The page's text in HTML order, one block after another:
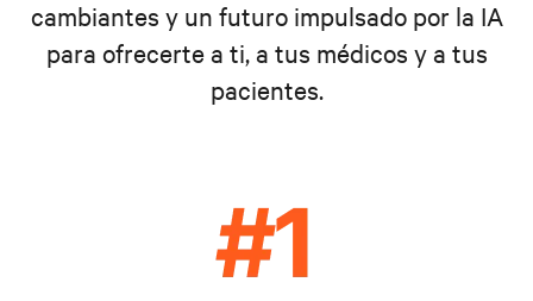
cambiantes y un futuro impulsado por la IA
para ofrecerte a ti, a tus médicos y a tus
pacientes.